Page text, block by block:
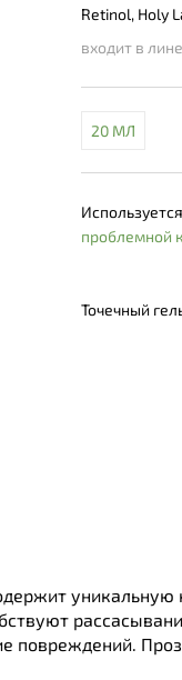
Retinol, Holy
входит в
20 МЛ
проблемной
Точечный
повреждений.